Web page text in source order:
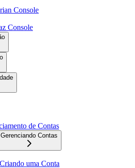
Console
Console
de Contas
Gerenciando Contas
Criando uma Conta